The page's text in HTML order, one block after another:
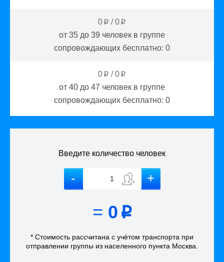
0 p /0 p
от 35 до 39 человек в группе
сопровождающих бесплатно: 0
0 p /0 p
от 40 до 47 человек в группе
сопровождающих бесплатно: 0
Введите количество человек
= 0 p
* Стоимость рассчитана с учётом транспорта при
отправлении группы из населенного пункта Москва